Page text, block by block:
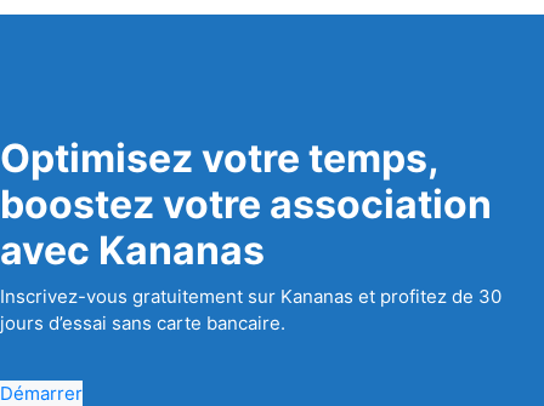
Optimisez votre temps,
boostez votre association
avec Kananas
Inscrivez-vous gratuitement sur Kananas et profitez de 30
jours d’essai sans carte bancaire.
Démarrer